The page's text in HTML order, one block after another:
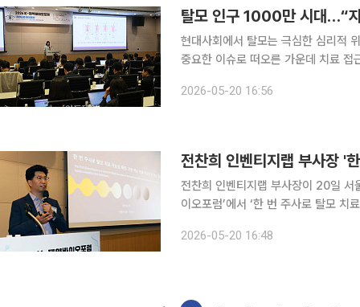
탈모 인구 1000만 시대…“
현대사회에서 탈모는 극심한 심리적
중요한 이슈로 떠오른 가운데 치료 접
모인구 1000만 명 시대-삶의 질 높이
2026-05-20 16:56
전찬희 인벤티지랩 부사장 '
전찬희 인벤티지랩 부사장이 20일
이오포럼’에서 ‘한 번 주사로 탈모 치
탈모 관리를 주제로 마련한 이번 포럼
2026-05-20 16:48